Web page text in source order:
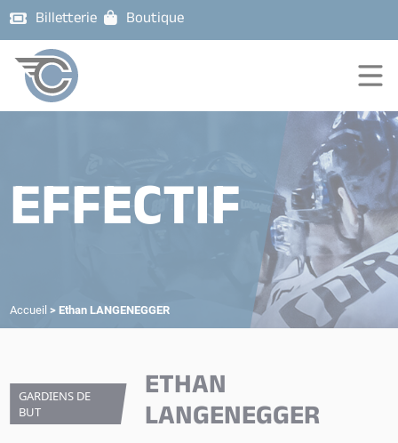
Billetterie Boutique
EFFECTIF
Accueil > Ethan LANGENEGGER
GARDIENS DE
BUT
ETHAN
LANGENEGGER